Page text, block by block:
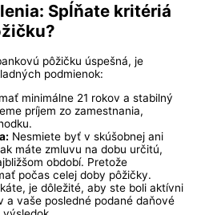
Spĺňate kritériá
pôžičku úspešná, je
podmienok:
minimálne 21 rokov a stabilný
príjem zo zamestnania,
Nesmiete byť v skúšobnej ani
máte zmluvu na dobu určitú,
období. Pretože
počas celej doby pôžičky.
je dôležité, aby ste boli aktívni
a vaše posledné podané daňové